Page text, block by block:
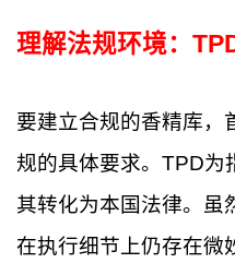
理解法规环境：
要建立合规的香精库，
规的具体要求。TPD为
其转化为本国法律。虽
在执行细节上仍存在微